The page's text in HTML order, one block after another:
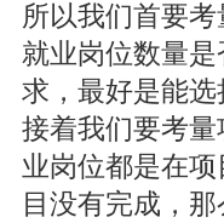
所以我们首要
就业岗位数量
求，最好是能选
接着我们要考
业岗位都是在
目没有完成，